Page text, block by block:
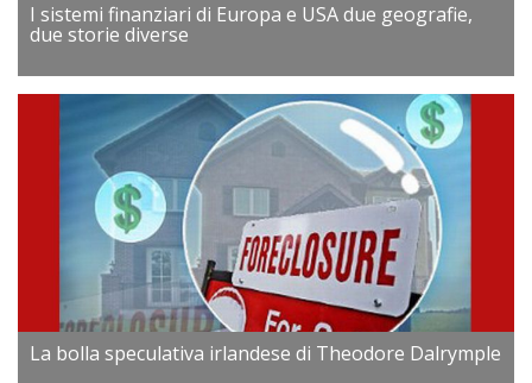
I sistemi finanziari di Europa e USA due geografie,
due storie diverse
La bolla speculativa irlandese di Theodore Dalrymple